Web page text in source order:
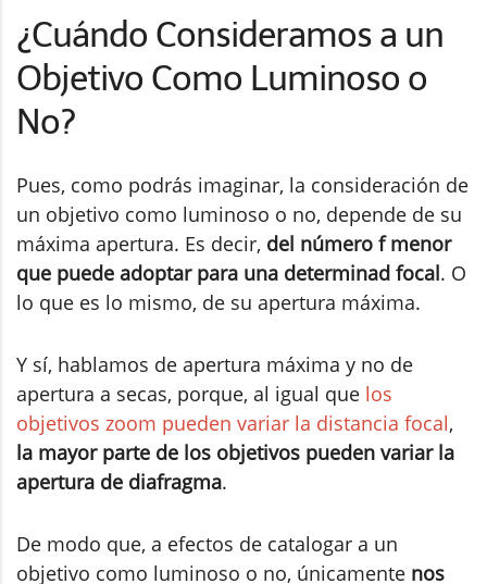
¿Cuándo Consideramos a un
Objetivo Como Luminoso o
No?
Pues, como podrás imaginar, la consideración de
un objetivo como luminoso o no, depende de su
máxima apertura. Es decir, del número f menor
que puede adoptar para una determinad focal. O
lo que es lo mismo, de su apertura máxima.
Y sí, hablamos de apertura máxima y no de
apertura a secas, porque, al igual que los
objetivos zoom pueden variar la distancia focal,
la mayor parte de los objetivos pueden variar la
apertura de diafragma.
De modo que, a efectos de catalogar a un
objetivo como luminoso o no, únicamente nos